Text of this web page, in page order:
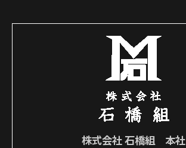
株式会社 石橋組 本社